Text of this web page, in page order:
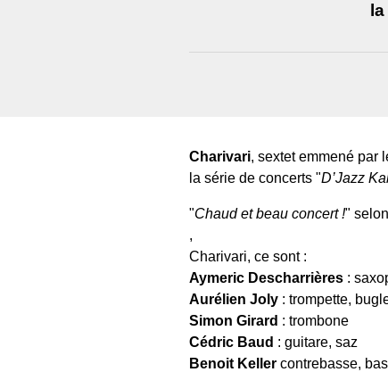
Charivari, sextet emmené par
la série de concerts "D’Jazz
"Chaud et beau concert !"
,
Charivari, ce sont :
Aymeric Descharrières :
Aurélien Joly : trompette,
Simon Girard : trombone
Cédric Baud : guitare, saz
Benoit Keller contrebasse,